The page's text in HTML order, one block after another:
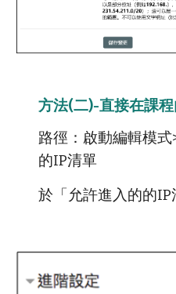
方法(二)-直接在課
路徑：啟動編輯模式
的IP清單
於「允許進入的的IP